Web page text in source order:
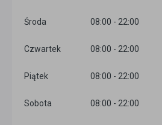
Środa 08:00 - 22:00
Czwartek 08:00 - 22:00
Piątek 08:00 - 22:00
Sobota 08:00 - 22:00